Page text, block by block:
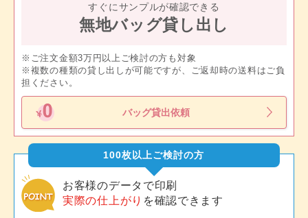
すぐにサンプルが確認できる
無地バッグ貸し出し
※ご注文金額3万円以上ご検討の方も対象
※複数の種類の貸し出しが可能ですが、ご返却時の送料はご負
担ください。
バッグ貸出依頼
100枚以上ご検討の方
お客様のデータで印刷
実際の仕上がり を確認できます